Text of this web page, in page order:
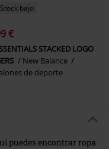
Stock bajo
€
STACKED LOGO
New Balance
de deporte
puedes encontrar ropa